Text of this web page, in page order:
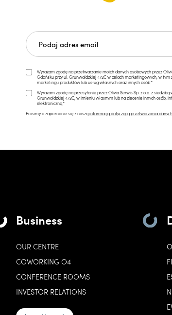
Wyrażam zgodę na przetwarzanie moich danych osobowych przez
Gdańsku przy ul. Grunwaldzkiej 472C w celach marketingowych, w
marketingu produktów lub usług własnych oraz innych osób.*
Wyrażam zgodę na przesyłanie przez Olivia Serwis Sp. z o.o. z siedzibą
Grunwaldzkiej 472C, w imieniu własnym lub na zlecenie innych osób,
elektroniczną.*
Prosimy o zapoznanie się z nasząinformacją dotyczącą przetwarzania
Business
OUR CENTRE
COWORKING O4
CONFERENCE ROOMS
INVESTOR RELATIONS